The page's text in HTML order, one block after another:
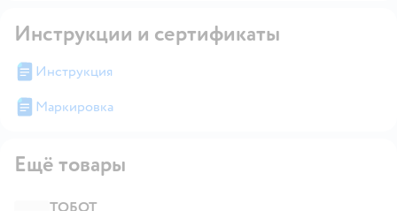
Инструкции и сертификаты
Инструкция
Маркировка
Ещё товары
ТОБОТ